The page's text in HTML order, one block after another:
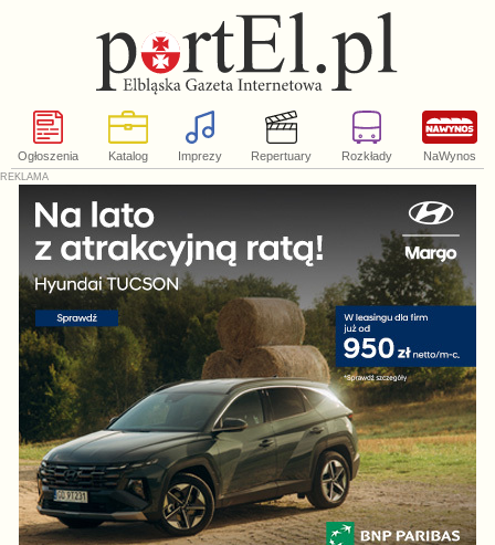
Ogłoszenia Katalog Imprezy Repertuary Rozkłady NaWynos